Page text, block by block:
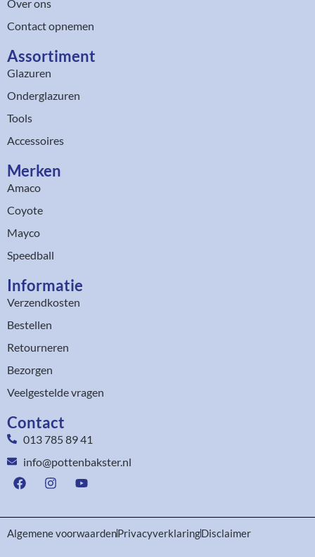
Over ons
Contact opnemen
Assortiment​
Glazuren
Onderglazuren
Tools
Accessoires
Merken
Amaco
Coyote
Mayco
Speedball
Informatie
Verzendkosten
Bestellen
Retourneren
Bezorgen
Veelgestelde vragen
Contact
013 785 89 41
info@pottenbakster.nl
Algemene voorwaardenPrivacyverklaringDisclaimer